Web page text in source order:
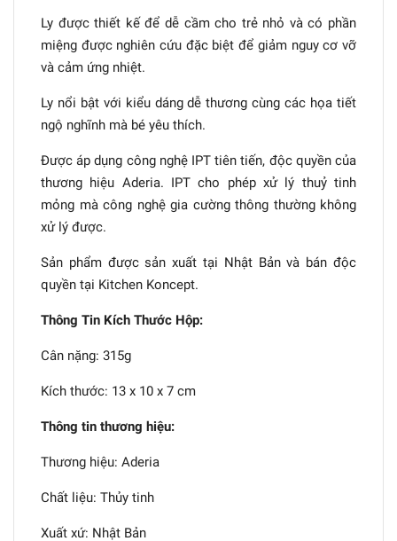
Ly được thiết kế để dễ cầm cho trẻ nhỏ và có phần
miệng được nghiên cứu đặc biệt để giảm nguy cơ vỡ
và cảm ứng nhiệt.
Ly nổi bật với kiểu dáng dễ thương cùng các họa tiết
ngộ nghĩnh mà bé yêu thích.
Được áp dụng công nghệ IPT tiên tiến, độc quyền của
thương hiệu Aderia. IPT cho phép xử lý thuỷ tinh
mỏng mà công nghệ gia cường thông thường không
xử lý được.
Sản phẩm được sản xuất tại Nhật Bản và bán độc
quyền tại Kitchen Koncept.
Thông Tin Kích Thước Hộp:
Cân nặng: 315g
Kích thước: 13 x 10 x 7 cm
Thông tin thương hiệu:
Thương hiệu: Aderia
Chất liệu: Thủy tinh
Xuất xứ: Nhật Bản